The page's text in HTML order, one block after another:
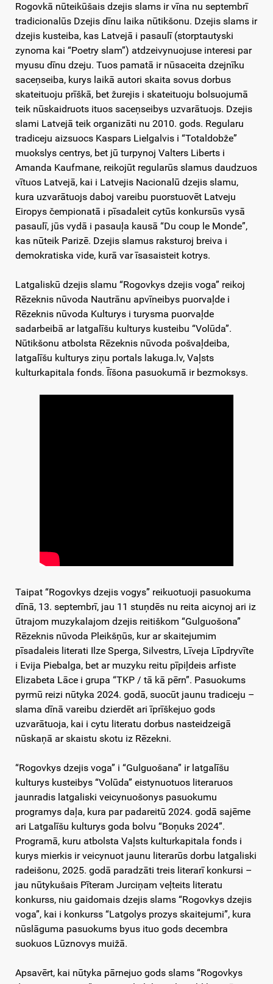
Rogovkā nūteikūšais dzejis slams ir vīna nu septembrī
tradicionalūs Dzejis dīnu laika nūtikšonu. Dzejis slams ir
dzejis kusteiba, kas Latvejā i pasaulī (storptautyski
zynoma kai “Poetry slam”) atdzeivynuojuse interesi par
myusu dīnu dzeju. Tuos pamatā ir nūsaceita dzejnīku
saceņseiba, kurys laikā autori skaita sovus dorbus
skateituoju prīškā, bet žurejis i skateituoju bolsuojumā
teik nūskaidruots ituos saceņseibys uzvarātuojs. Dzejis
slami Latvejā teik organizāti nu 2010. gods. Regularu
tradiceju aizsuocs Kaspars Lielgalvis i “Totaldobže”
muokslys centrys, bet jū turpynoj Valters Liberts i
Amanda Kaufmane, reikojūt regularūs slamus daudzuos
vītuos Latvejā, kai i Latvejis Nacionalū dzejis slamu,
kura uzvarātuojs daboj vareibu puorstuovēt Latveju
Eiropys čempionatā i pīsadaleit cytūs konkursūs vysā
pasaulī, jūs vydā i pasauļa kausā “Du coup le Monde”,
kas nūteik Parizē. Dzejis slamus raksturoj breiva i
demokratiska vide, kurā var īsasaisteit kotrys.
Latgaliskū dzejis slamu “Rogovkys dzejis voga” reikoj
Rēzeknis nūvoda Nautrānu apvīneibys puorvaļde i
Rēzeknis nūvoda Kulturys i turysma puorvaļde
sadarbeibā ar latgalīšu kulturys kusteibu “Volūda”.
Nūtikšonu atbolsta Rēzeknis nūvoda pošvaļdeiba,
latgalīšu kulturys ziņu portals lakuga.lv, Vaļsts
kulturkapitala fonds. Īīšona pasuokumā ir bezmoksys.
Taipat “Rogovkys dzejis vogys” reikuotuoji pasuokuma
dīnā, 13. septembrī, jau 11 stuņdēs nu reita aicynoj ari iz
ūtrajom muzykalajom dzejis reitiškom “Gulguošona”
Rēzeknis nūvoda Pleikšņūs, kur ar skaitejumim
pīsadaleis literati Ilze Sperga, Silvestrs, Līveja Līpdryvīte
i Evija Piebalga, bet ar muzyku reitu pīpiļdeis arfiste
Elizabeta Lāce i grupa “TKP / tā kā pērn”. Pasuokums
pyrmū reizi nūtyka 2024. godā, suocūt jaunu tradiceju –
slama dīnā vareibu dzierdēt ari īprīškejuo gods
uzvarātuoja, kai i cytu literatu dorbus nasteidzeigā
nūskaņā ar skaistu skotu iz Rēzekni.
“Rogovkys dzejis voga” i “Gulguošana” ir latgalīšu
kulturys kusteibys “Volūda” eistynuotuos literaruos
jaunradis latgaliski veicynuošonys pasuokumu
programys daļa, kura par padareitū 2024. godā sajēme
ari Latgalīšu kulturys goda bolvu “Boņuks 2024”.
Programā, kuru atbolsta Vaļsts kulturkapitala fonds i
kurys mierkis ir veicynuot jaunu literarūs dorbu latgaliski
radeišonu, 2025. godā paradzāti treis literarī konkursi –
jau nūtykušais Pīteram Jurciņam veļteits literatu
konkurss, niu gaidomais dzejis slams “Rogovkys dzejis
voga”, kai i konkurss “Latgolys prozys skaitejumi”, kura
nūslāguma pasuokums byus ituo gods decembra
suokuos Lūznovys muižā.
Apsavērt, kai nūtyka pārnejuo gods slams “Rogovkys